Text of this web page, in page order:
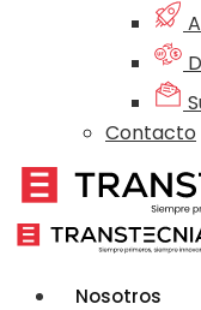
Contacto
Nosotros